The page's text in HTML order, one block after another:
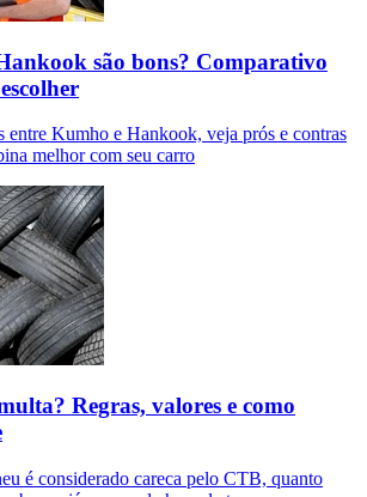
são bons? Comparativo
entre Kumho e Hankook, veja prós e contras
melhor com seu carro
Regras, valores e como
é considerado careca pelo CTB, quanto